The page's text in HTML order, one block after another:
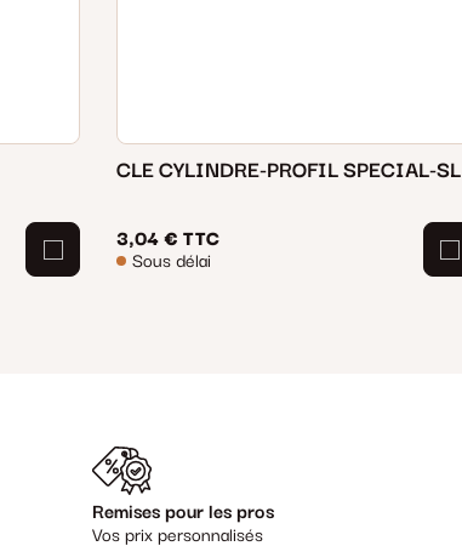
CLE CYLINDRE-PROFIL SPECIAL-SL
3,04 € TTC
Sous délai
Remises pour les pros
Vos prix personnalisés